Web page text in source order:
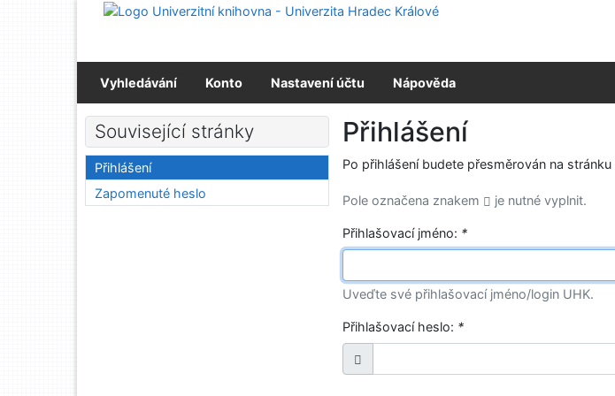
Přejít na obsah
Vyhledávání Konto Nastavení účtu Nápověda
Přihlášení
Po přihlášení budete přesměrován na stránku
Pole označena znakem je nutné vyplnit.
Přihlašovací jméno: *
Uveďte své přihlašovací jméno/login UHK.
Přihlašovací heslo: *
Související stránky
Přihlášení
Zapomenuté heslo